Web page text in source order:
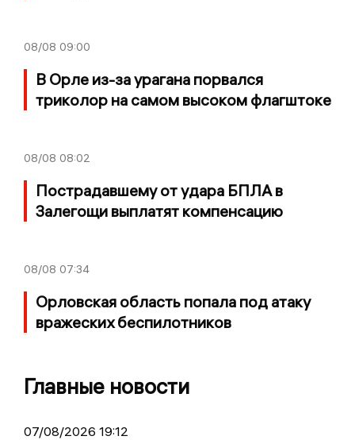
08/08 09:00
В Орле из-за урагана порвался
триколор на самом высоком флагштоке
08/08 08:02
Пострадавшему от удара БПЛА в
Залегощи выплатят компенсацию
08/08 07:34
Орловская область попала под атаку
вражеских беспилотников
Главные новости
07/08/2026 19:12